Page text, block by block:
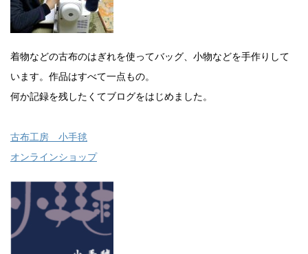
着物などの古布のはぎれを使ってバッグ、小物などを手作りして
います。作品はすべて一点もの。
何か記録を残したくてブログをはじめました。
古布工房 小手毬
オンラインショップ